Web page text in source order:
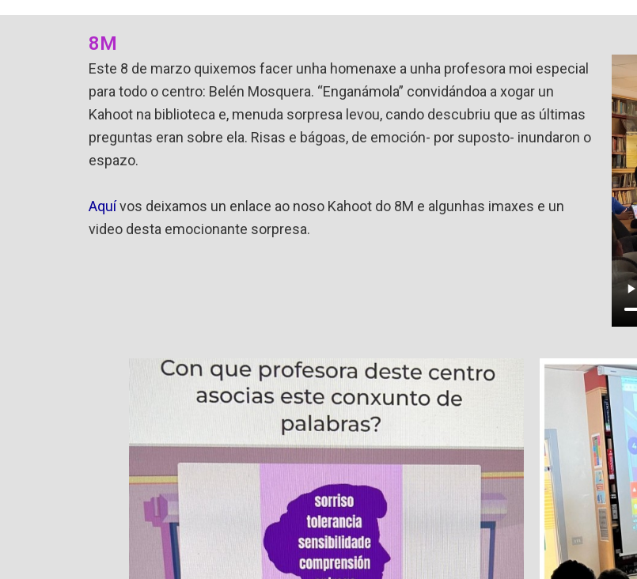
8M
Este 8 de marzo quixemos facer unha homenaxe a unha profesora moi especial
para todo o centro: Belén Mosquera. “Enganámola” convidándoa a xogar un
Kahoot na biblioteca e, menuda sorpresa levou, cando descubriu que as últimas
preguntas eran sobre ela. Risas e bágoas, de emoción- por suposto- inundaron o
espazo.
Aquívos deixamos un enlace ao noso Kahoot do 8M e algunhas imaxes e un
video desta emocionante sorpresa.